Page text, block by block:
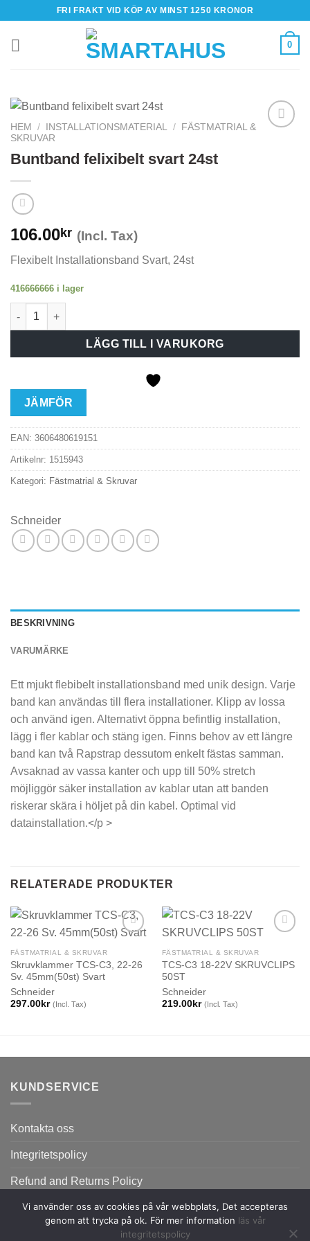
content
FRI FRAKT VID KÖP AV MINST 1250 KRONOR
0
HEM / INSTALLATIONSMATERIAL /
FÄSTMATRIAL &
SKRUVAR
Buntband felixibelt svart 24st
106.00kr (Incl. Tax)
Flexibelt Installationsband Svart, 24st
416666666 i lager
Buntband felixibelt svart 24st mängd
LÄGG TILL I VARUKORG
JÄMFÖR
EAN: 3606480619151
Artikelnr: 1515943
Kategori: Fästmatrial & Skruvar
Schneider
BESKRIVNING
VARUMÄRKE
Ett mjukt flebibelt installationsband med unik design. Varje
band kan användas till flera installationer. Klipp av lossa
och använd igen. Alternativt öppna befintlig installation,
lägg i fler kablar och stäng igen. Finns behov av ett längre
band kan två Rapstrap dessutom enkelt fästas samman.
Avsaknad av vassa kanter och upp till 50% stretch
möjliggör säker installation av kablar utan att banden
riskerar skära i höljet på din kabel. Optimal vid
datainstallation.</p >
RELATERADE PRODUKTER
FÄSTMATRIAL & SKRUVAR
Skruvklammer TCS-C3, 22-26
Sv. 45mm(50st) Svart
Schneider
297.00kr (Incl. Tax)
FÄSTMATRIAL & SKRUVAR
TCS-C3 18-22V SKRUVCLIPS
50ST
Schneider
219.00kr (Incl. Tax)
KUNDSERVICE
Kontakta oss
Integritetspolicy
Refund and Returns Policy
Vi använder oss av cookies på vår webbplats, Det accepteras
genom att trycka på ok. För mer information läs vår
integritetspolicy